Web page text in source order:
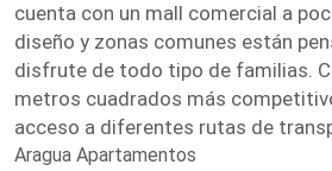
cuenta con un mall comercial a
diseño y zonas comunes están
disfrute de todo tipo de familias.
metros cuadrados más
acceso a diferentes rutas de
Aragua Apartamentos